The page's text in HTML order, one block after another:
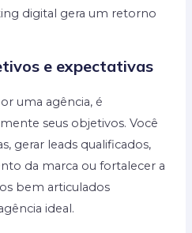
digital gera um retorno
e expectativas
uma agência, é
seus objetivos. Você
gerar leads qualificados,
da marca ou fortalecer a
bem articulados
ideal.